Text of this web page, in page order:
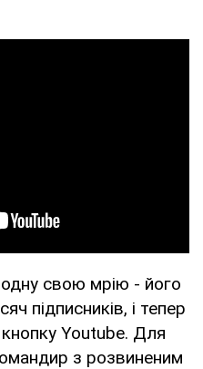
свою мрію - його
підписників, і тепер
Youtube. Для
з розвиненим